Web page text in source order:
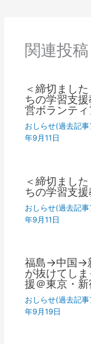
関連投稿
＜締切まし
ちの学習支
営ボランテ
おしらせ(過去記
年9月11日
＜締切まし
ちの学習支
おしらせ(過去記
年9月11日
福島→中国→
が抜けてし
援＠東京・新
おしらせ(過去記
年9月19日